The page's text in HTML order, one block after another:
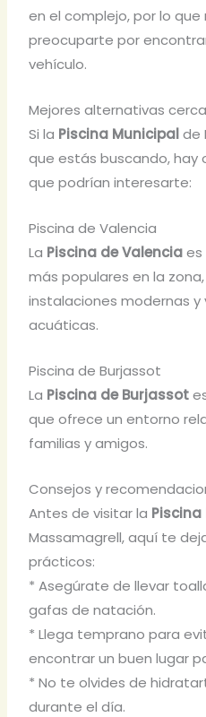
en el complejo, por lo
preocuparte por
vehículo.
Mejores alternativas
Si la Piscina Municipalde
que estás buscando, hay
que podrían interesarte:
Piscina de Valencia
La Piscina de Valenciaes
más populares en la
instalaciones modernas
acuáticas.
Piscina de Burjassot
La Piscina de Burjassot
que ofrece un entorno
familias y amigos.
Consejos y
Antes de visitar la
Massamagrell, aquí te
prácticos:
* Asegúrate de llevar
gafas de natación.
* Llega temprano para
encontrar un buen lugar
* No te olvides de
durante el día.